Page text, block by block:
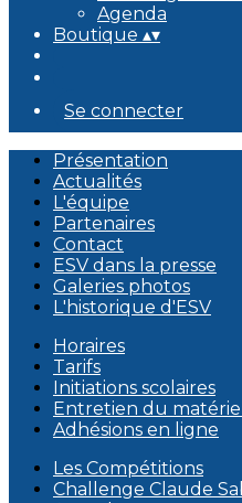
Agenda
Boutique ▴▾
Se connecter
Présentation
Actualités
L'équipe
Partenaires
Contact
ESV dans la presse
Galeries photos
L'historique d'ESV
Horaires
Tarifs
Initiations scolaires
Entretien du matériel
Adhésions en ligne
Les Compétitions
Challenge Claude